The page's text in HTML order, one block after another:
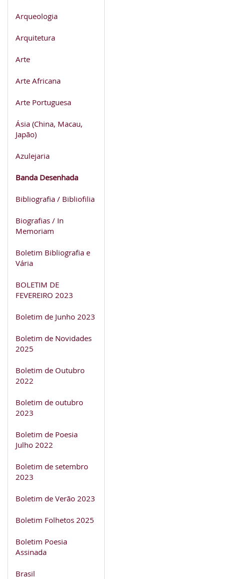
Arqueologia
Arquitetura
Arte
Arte Africana
Arte Portuguesa
Ásia (China, Macau,
Japão)
Azulejaria
Banda Desenhada
Bibliografia / Bibliofilia
Biografias / In
Memoriam
Boletim Bibliografia e
Vária
BOLETIM DE
FEVEREIRO 2023
Boletim de Junho 2023
Boletim de Novidades
2025
Boletim de Outubro
2022
Boletim de outubro
2023
Boletim de Poesia
Julho 2022
Boletim de setembro
2023
Boletim de Verão 2023
Boletim Folhetos 2025
Boletim Poesia
Assinada
Brasil